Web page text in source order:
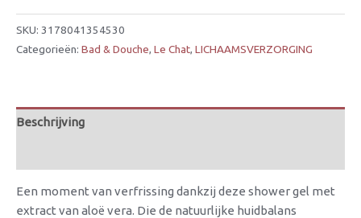
SKU: 3178041354530
Categorieën: Bad & Douche, Le Chat, LICHAAMSVERZORGING
Beschrijving
Een moment van verfrissing dankzij deze shower gel met
extract van aloë vera. Die de natuurlijke huidbalans